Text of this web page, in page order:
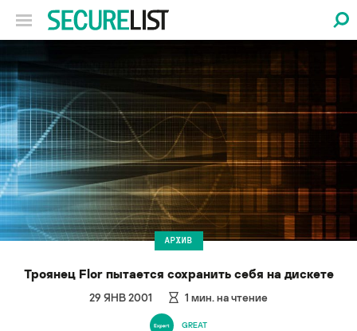
АРХИВ
Троянец Flor пытается сохранить себя на дискете
29 ЯНВ 2001 1 мин. на чтение
GREAT